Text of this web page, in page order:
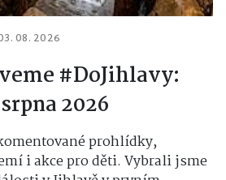
08. 2026
#DoJihlavy:
2026
prohlídky,
i akce pro děti. Vybrali jsme